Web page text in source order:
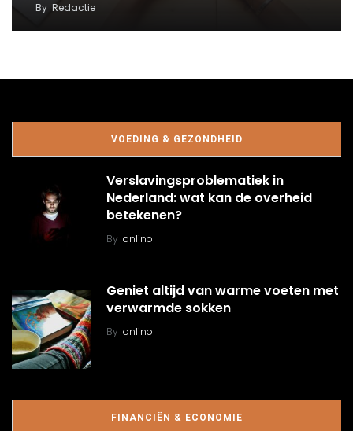
By Redactie
VOEDING & GEZONDHEID
Verslavingsproblematiek in
Nederland: wat kan de overheid
betekenen?
By onlino
Geniet altijd van warme voeten met
verwarmde sokken
By onlino
FINANCIËN & ECONOMIE